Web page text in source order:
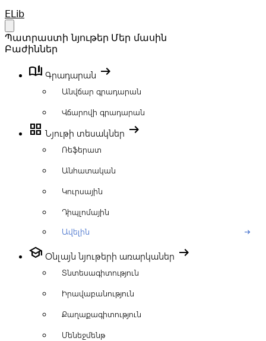
Your Company
ELib
Պատրաստի նյութեր Մեր մասին
Բաժիններ
book_ribbon Գրադարան arrow_right_alt
Անվճար գրադարան
Վճարովի գրադարան
grid_view Նյութի տեսակներ arrow_right_alt
Ռեֆերատ
Անհատական
Կուրսային
Դիպլոմային
Ավելին
arrow_right_alt
school Օնլայն նյութերի առարկաներ arrow_right_alt
Տնտեսագիտություն
Իրավաբանություն
Քաղաքագիտություն
Մենեջմենթ